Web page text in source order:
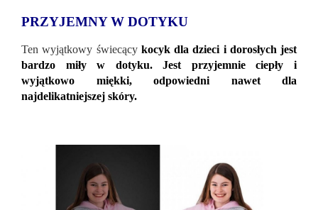
PRZYJEMNY W DOTYKU
Ten wyjątkowy świecący kocyk dla dzieci i dorosłych jest
bardzo miły w dotyku. Jest przyjemnie ciepły i
wyjątkowo miękki, odpowiedni nawet dla
najdelikatniejszej skóry.